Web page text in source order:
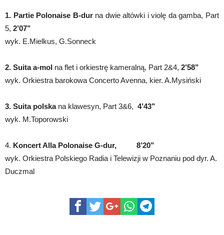
1. Partie Polonaise B-durna dwie altówki i violę da gamba, Part
5, 2’07’’
wyk. E.Mielkus, G.Sonneck
2. Suita a-mol na flet i orkiestrę kameralną, Part 2&4, 2’58’’
wyk. Orkiestra barokowa Concerto Avenna, kier. A.Mysiński
3. Suita polska na klawesyn, Part 3&6, 4’43’’
wyk. M.Toporowski
4. Koncert Alla Polonaise G-dur, 8’20’’
wyk. Orkiestra Polskiego Radia i Telewizji w Poznaniu pod dyr. A.
Duczmal